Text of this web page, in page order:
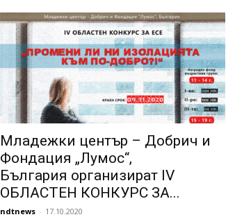
Младежки център – Добрич и
Фондация „Лумос“,
България организират IV
ОБЛАСТЕН КОНКУРС ЗА...
ndtnews - 17.10.2020